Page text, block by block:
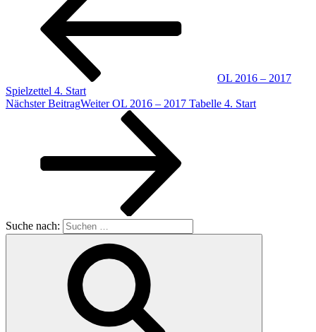
OL 2016 – 2017
Spielzettel 4. Start
Nächster BeitragWeiter OL 2016 – 2017 Tabelle 4. Start
Suche nach: